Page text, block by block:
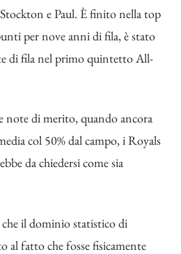
e Paul. È finito nella top
per nove anni di fila, è stato
di fila nel primo quintetto All-
di merito, quando ancora
col 50% dal campo, i Royals
da chiedersi come sia
il dominio statistico di
al fatto che fosse fisicamente